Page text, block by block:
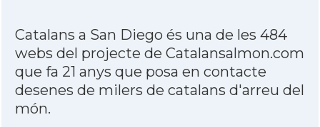
Catalans a San Diego és una de les 484
webs del projecte de Catalansalmon.com
que fa 21 anys que posa en contacte
desenes de milers de catalans d'arreu del
món.